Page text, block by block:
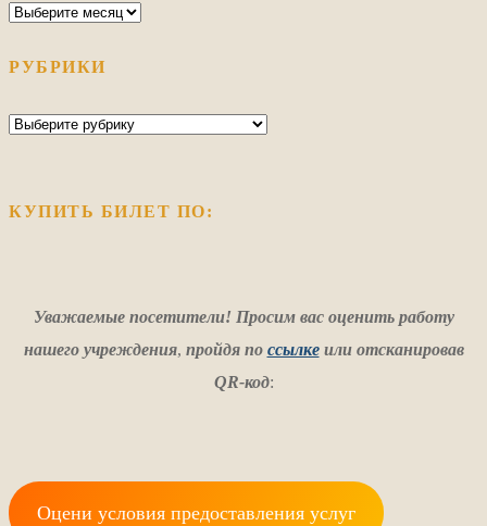
Архив
РУБРИКИ
Рубрики
КУПИТЬ БИЛЕТ ПО:
Уважаемые посетители! Просим вас оценить работу
нашего учреждения, пройдя по ссылкеили отсканировав
QR-код:
Оцени условия предоставления услуг